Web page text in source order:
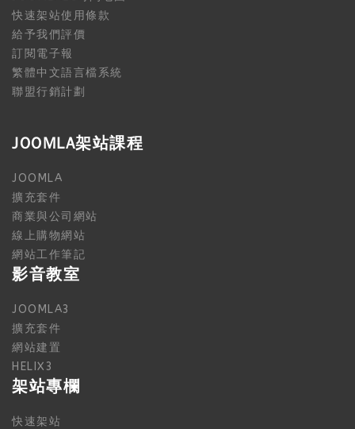
快速架站使用條款
給予我們評價
訂閱電子報
繁體中文語言檔系統
聯盟行銷計劃
JOOMLA架站課程
JOOMLA
擴充套件
商業與公司網站
線上購物網站
網站工作筆記
影音教室
JOOMLA3
擴充套件
網站建置
HELIX3
架站專欄
快速架站